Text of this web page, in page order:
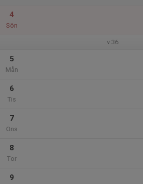
4
Sön
v.36
5
Mån
6
Tis
7
Ons
8
Tor
9